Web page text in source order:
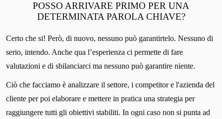
POSSO ARRIVARE PRIMO PER UNA
DETERMINATA PAROLA CHIAVE?
Certo che si! Però, di nuovo, nessuno può garantirtelo. Nessuno di
serio, intendo. Anche qua l’esperienza ci permette di fare
valutazioni e di sbilanciarci ma nessuno può garantire niente.
Ciò che facciamo è analizzare il settore, i competitor e l'azienda del
cliente per poi elaborare e mettere in pratica una strategia per
raggiungere tutti gli obiettivi stabiliti. In ogni caso non si punta ad